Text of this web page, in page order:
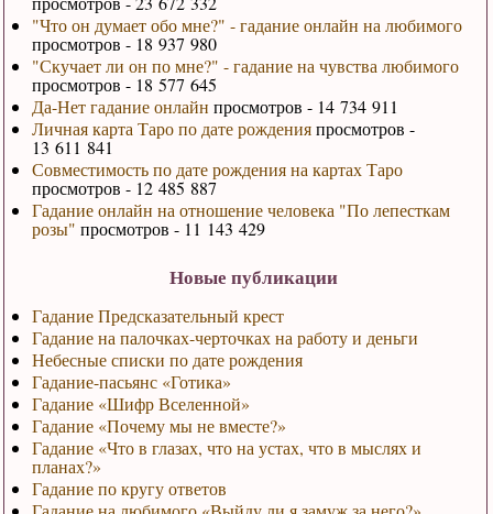
"Что он думает обо мне?" - гадание онлайн на любимого
просмотров - 18 937 980
"Скучает ли он по мне?" - гадание на чувства любимого
просмотров - 18 577 645
Да-Нет гадание онлайн просмотров - 14 734 911
Личная карта Таро по дате рожденияпросмотров -
13 611 841
Совместимость по дате рождения на картах Таро
просмотров - 12 485 887
Гадание онлайн на отношение человека "По лепесткам
розы" просмотров - 11 143 429
Новые публикации
Гадание Предсказательный крест
Гадание на палочках-черточках на работу и деньги
Небесные списки по дате рождения
Гадание-пасьянс «Готика»
Гадание «Шифр Вселенной»
Гадание «Почему мы не вместе?»
Гадание «Что в глазах, что на устах, что в мыслях и
планах?»
Гадание по кругу ответов